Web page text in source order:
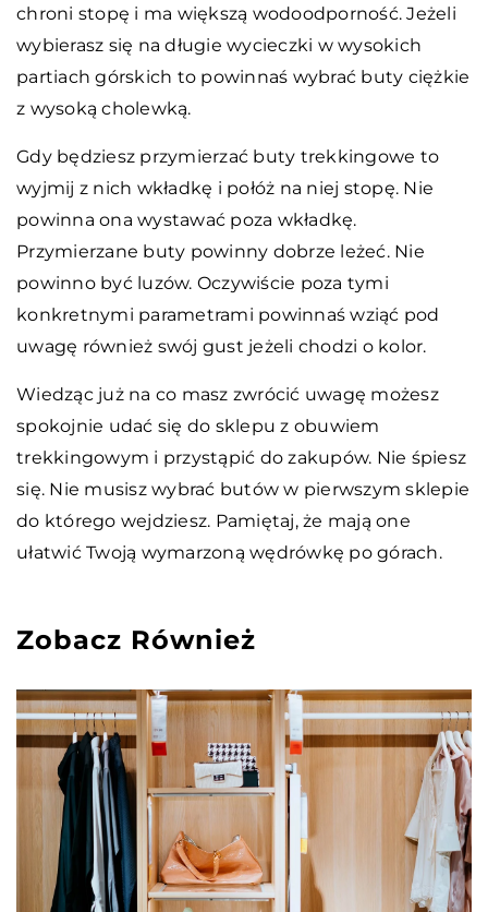
chroni stopę i ma większą wodoodporność. Jeżeli
wybierasz się na długie wycieczki w wysokich
partiach górskich to powinnaś wybrać buty ciężkie
z wysoką cholewką.
Gdy będziesz przymierzać buty trekkingowe to
wyjmij z nich wkładkę i połóż na niej stopę. Nie
powinna ona wystawać poza wkładkę.
Przymierzane buty powinny dobrze leżeć. Nie
powinno być luzów. Oczywiście poza tymi
konkretnymi parametrami powinnaś wziąć pod
uwagę również swój gust jeżeli chodzi o kolor.
Wiedząc już na co masz zwrócić uwagę możesz
spokojnie udać się do sklepu z obuwiem
trekkingowym i przystąpić do zakupów. Nie śpiesz
się. Nie musisz wybrać butów w pierwszym sklepie
do którego wejdziesz. Pamiętaj, że mają one
ułatwić Twoją wymarzoną wędrówkę po górach.
Zobacz Również